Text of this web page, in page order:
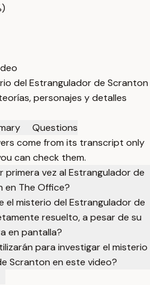
del Estrangulador de Scranton
personajes y detalles
Questions
come from its transcript only
can check them.
primera vez al Estrangulador de
en The Office?
el misterio del Estrangulador de
resuelto, a pesar de su
en pantalla?
para investigar el misterio
Scranton en este video?